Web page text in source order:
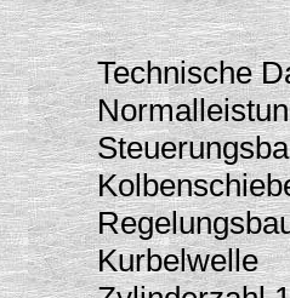
Technische
Kurbelwelle